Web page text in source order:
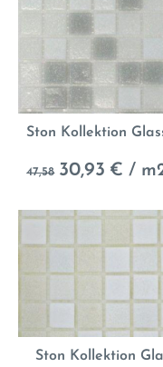
Ston Kollektion
47,58 30,93 € /
Ston Kollektion